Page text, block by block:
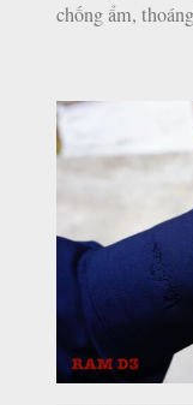
chống ẩm,